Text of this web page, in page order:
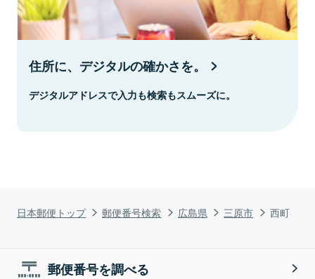
日本郵便トップ 郵便番号検索 広島県 三原市 西町
住所に、デジタルの確かさを。
デジタルアドレスで入力も検索もスムーズに。
郵便番号を調べる